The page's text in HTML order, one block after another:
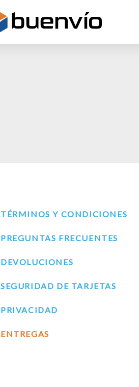
TÉRMINOS Y CONDICIONES
PREGUNTAS FRECUENTES
DEVOLUCIONES
SEGURIDAD DE TARJETAS
PRIVACIDAD
ENTREGAS